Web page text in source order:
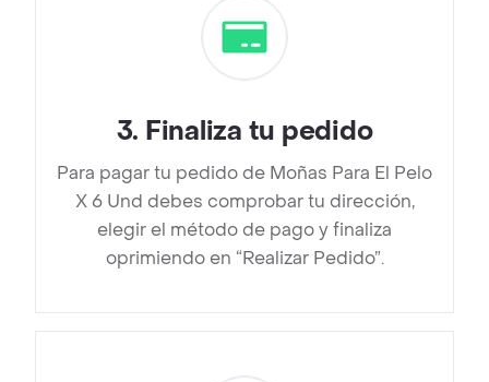
3. Finaliza tu pedido
Para pagar tu pedido de Moñas Para El Pelo
X 6 Und debes comprobar tu dirección,
elegir el método de pago y finaliza
oprimiendo en “Realizar Pedido”.